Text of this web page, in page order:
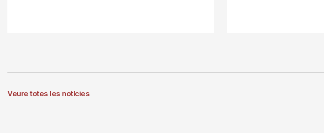
Veure totes les notícies